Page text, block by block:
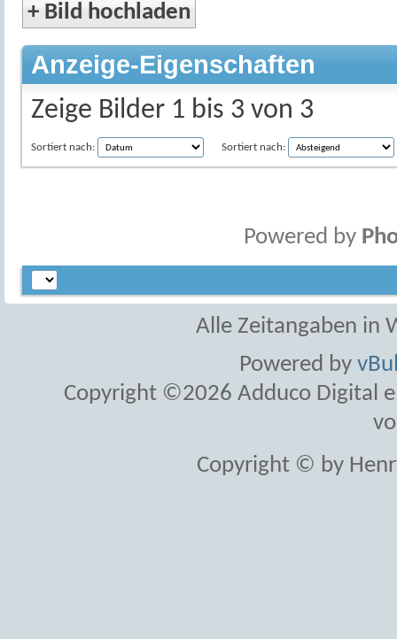
+ Bild hochladen
Anzeige-Eigenschaften
Zeige Bilder 1 bis 3 von 3
Sortiert nach: Sortiert nach:
Powered by
Alle Zeitangaben in
Powered by
Copyright ©2026 Adduco Digital
Copyright © by